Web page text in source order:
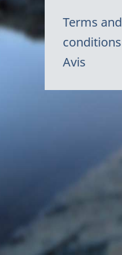
Terms and
conditions
Avis